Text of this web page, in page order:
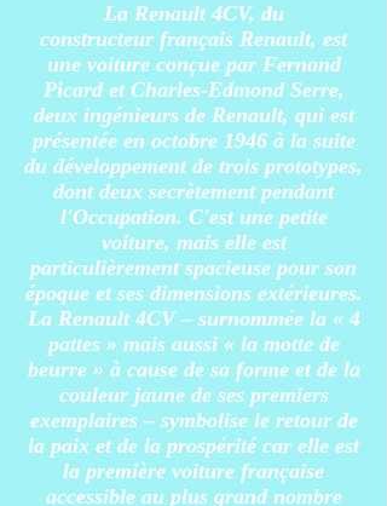
La Renault 4CV, du
constructeur français Renault, est
une voiture conçue par Fernand
Picardet Charles-Edmond Serre,
deux ingénieurs de Renault, qui est
présentée en octobre 1946 à la suite
du développement de trois prototypes,
dont deux secrètement pendant
l'Occupation. C'est une petite
voiture, mais elle est
particulièrement spacieuse pour son
époque et ses dimensions extérieures.
La Renault 4CV – surnommée la « 4
pattes » mais aussi « la motte de
beurre » à cause de sa forme et de la
couleur jaune de ses premiers
exemplaires– symbolise le retour de
la paix et de la prospérité car elle est
la première voiture française
accessible au plus grand nombre